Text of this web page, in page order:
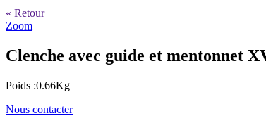
« Retour
Zoom
Clenche avec guide et mentonnet
Poids :0.66Kg
Nous contacter